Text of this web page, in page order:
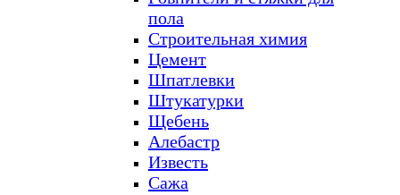
пола
Строительная химия
Цемент
Шпатлевки
Штукатурки
Щебень
Алебастр
Известь
Сажа